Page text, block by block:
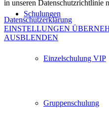
Schulungen
Einzelschulung VIP
Gruppenschulung
in unseren Datenschutzrichtlinie
Datenschutzerklärung
EINSTELLUNGEN
AUSBLENDEN